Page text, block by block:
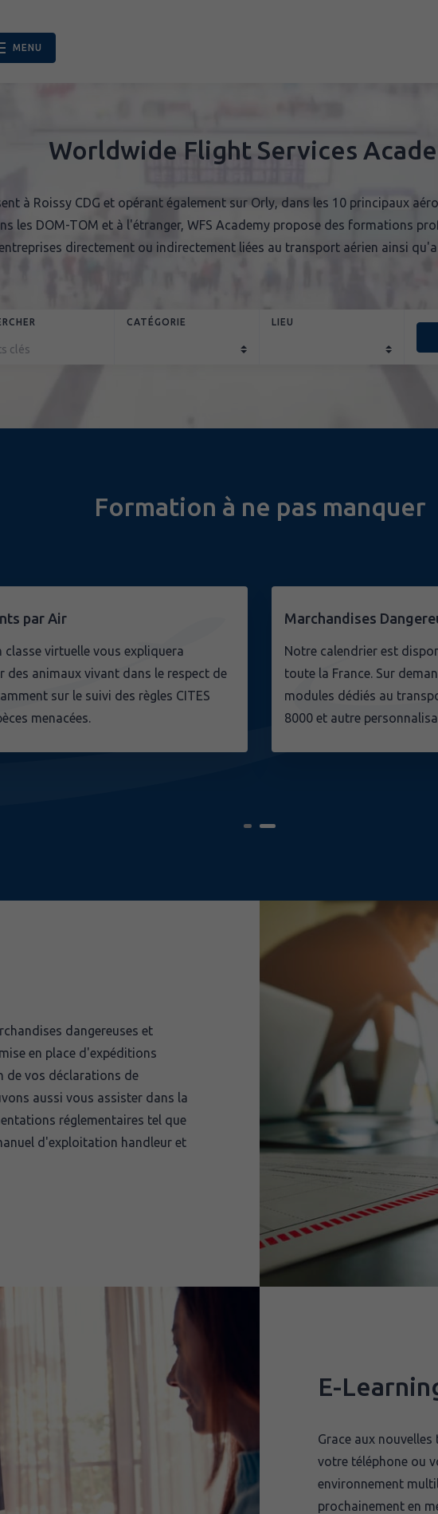
MENU
Worldwide Flight Services
à Roissy CDG et opérant également sur Orly, dans les 10 principaux
les DOM-TOM et à l'étranger, WFS Academy propose des formations
directement ou indirectement liées au transport aérien ainsi
CATÉGORIE LIEU
Formation à ne pas manquer
par Air
virtuelle vous expliquera
des animaux vivant dans le respect de
sur le suivi des règles CITES
menacées.
Marchandises
Notre calendrier est
toute la France. Sur
modules dédiés au
8000 et autre
dangereuses et
en place d'expéditions
de vos déclarations de
aussi vous assister dans la
réglementaires tel que
d'exploitation handleur et
E-
Grace aux
votre téléphone ou
environnement
prochainement en